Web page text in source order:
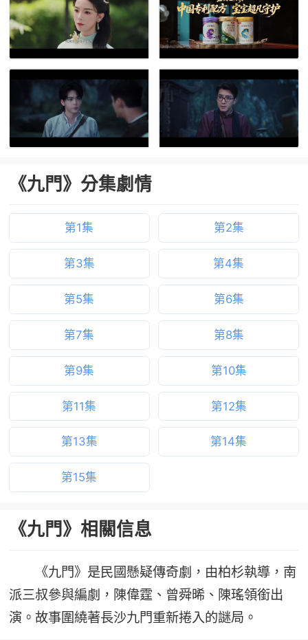
《九門》分集劇情
第1集 第2集
第3集 第4集
第5集 第6集
第7集 第8集
第9集 第10集
第11集 第12集
第13集 第14集
第15集
《九門》相關信息
《九門》是民國懸疑傳奇劇，由柏杉執導，南
派三叔參與編劇，陳偉霆、曾舜晞、陳瑤領銜出
演。故事圍繞著長沙九門重新捲入的謎局。